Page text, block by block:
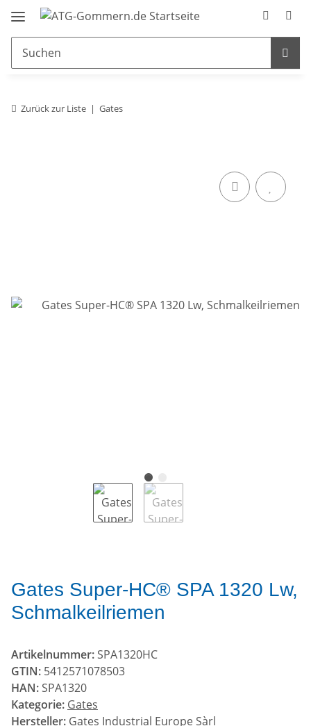
Zurück zur Liste Gates
Gates Super-HC® SPA 1320 Lw,
Schmalkeilriemen
Artikelnummer: SPA1320HC
GTIN: 5412571078503
HAN: SPA1320
Kategorie: Gates
Hersteller: Gates Industrial Europe Sàrl